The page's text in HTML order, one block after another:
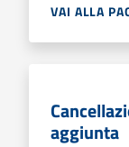
VAI ALLA
aggiunta